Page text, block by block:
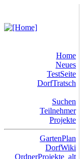
Home
Neues
TestSeite
DorfTratsch
Suchen
Teilnehmer
Projekte
GartenPlan
DorfWiki
OrdnerProjekte_alt